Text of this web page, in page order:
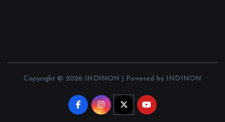
Copyright © 2026 INDINON | Powered by INDINON